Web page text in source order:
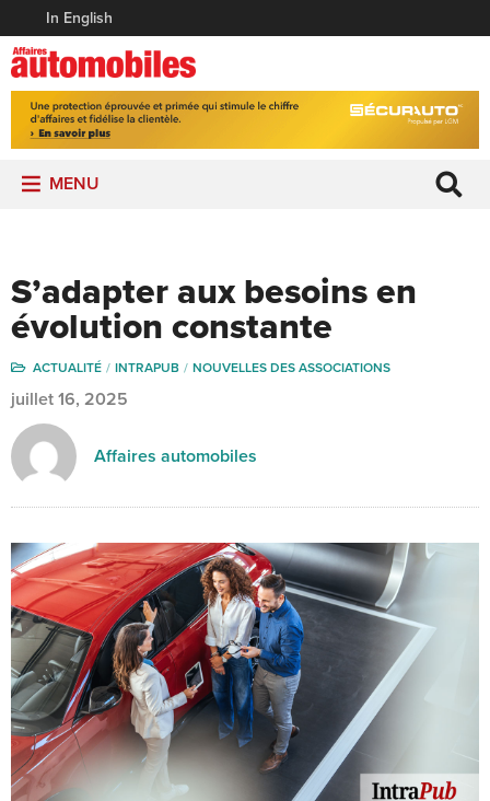
In English
MENU
S’adapter aux besoins en
évolution constante
ACTUALITÉ INTRAPUB NOUVELLES DES ASSOCIATIONS
juillet 16, 2025
Affaires automobiles